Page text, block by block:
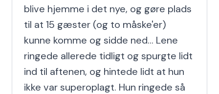
blive hjemme i det nye, og gøre plads
til at 15 gæster (og to måske'er)
kunne komme og sidde ned... Lene
ringede allerede tidligt og spurgte lidt
ind til aftenen, og hintede lidt at hun
ikke var superoplagt. Hun ringede så